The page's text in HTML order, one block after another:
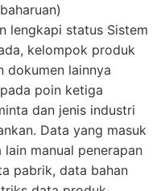
lengkapi status Sistem
kelompok produk
dokumen lainnya
poin ketiga
dan jenis industri
Data yang masuk
manual penerapan
pabrik, data bahan